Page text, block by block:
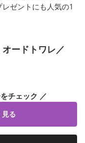
ゼントにも人気の1
ードトワレ／
チェック ／
る